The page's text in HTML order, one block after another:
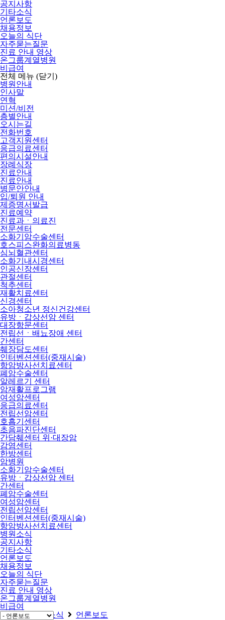
공지사항
기타소식
언론보도
채용정보
오늘의 식단
자주묻는질문
진료 안내 영상
온그룹계열병원
비급여
전체 메뉴 (닫기)
병원안내
인사말
연혁
미션/비전
층별안내
오시는길
전화번호
고객지원센터
응급의료센터
편의시설안내
장례식장
진료안내
진료안내
병문안안내
입/퇴원 안내
제증명서발급
진료예약
진료과ㆍ의료진
전문센터
소화기암수술센터
호스피스완화의료병동
심뇌혈관센터
소화기내시경센터
인공신장센터
관절센터
척추센터
재활치료센터
신경센터
소아청소년 정신건강센터
유방ㆍ갑상선암 센터
대장항문센터
전립선ㆍ배뇨장애 센터
간센터
췌장담도센터
인터벤션센터(중재시술)
항암방사선치료센터
폐암수술센터
알레르기 센터
암재활프로그램
여성암센터
응급의료센터
전립선암센터
호흡기센터
초음파진단센터
간담췌센터 위·대장암
감염센터
한방센터
암병원
소화기암수술센터
유방ㆍ갑상선암 센터
간센터
폐암수술센터
여성암센터
전립선암센터
인터벤션센터(중재시술)
항암방사선치료센터
병원소식
공지사항
기타소식
언론보도
채용정보
오늘의 식단
자주묻는질문
진료 안내 영상
온그룹계열병원
비급여
Home
병원소식
언론보도